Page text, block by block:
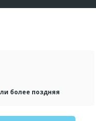
более поздняя